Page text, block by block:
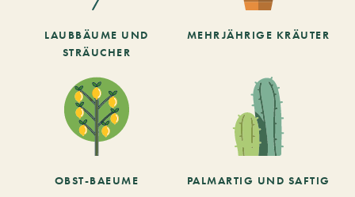
LAUBBÄUME UND
STRÄUCHER
MEHRJÄHRIGE KRÄUTER
OBST-BAEUME PALMARTIG UND SAFTIG